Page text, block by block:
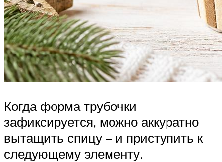
Когда форма трубочки
зафиксируется, можно аккуратно
вытащить спицу – и приступить к
следующему элементу.